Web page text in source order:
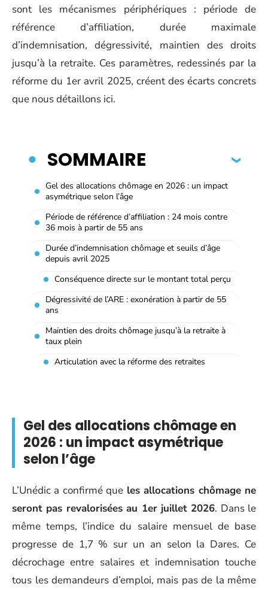
sont les mécanismes périphériques : période de
référence d’affiliation, durée maximale
d’indemnisation, dégressivité, maintien des droits
jusqu’à la retraite. Ces paramètres, redessinés par la
réforme du 1er avril 2025, créent des écarts concrets
que nous détaillons ici.
SOMMAIRE
Gel des allocations chômage en 2026 : un impact
asymétrique selon l’âge
Période de référence d’affiliation : 24 mois contre
36 mois à partir de 55 ans
Durée d’indemnisation chômage et seuils d’âge
depuis avril 2025
Conséquence directe sur le montant total perçu
Dégressivité de l’ARE : exonération à partir de 55
ans
Maintien des droits chômage jusqu’à la retraite à
taux plein
Articulation avec la réforme des retraites
Gel des allocations chômage en
2026 : un impact asymétrique
selon l’âge
L’Unédic a confirmé que les allocations chômage ne
seront pas revalorisées au 1er juillet 2026. Dans le
même temps, l’indice du salaire mensuel de base
progresse de 1,7 % sur un an selon la Dares. Ce
décrochage entre salaires et indemnisation touche
tous les demandeurs d’emploi, mais pas de la même